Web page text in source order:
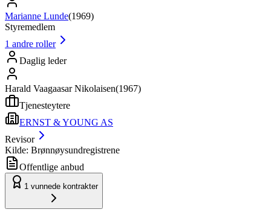
Marianne Lunde(1969)
Styremedlem
1 andre roller
Daglig leder
Harald Vaagaasar Nikolaisen(1967)
Tjenesteytere
ERNST & YOUNG AS
Revisor
Kilde: Brønnøysundregistrene
Offentlige anbud
1 vunnede kontrakter